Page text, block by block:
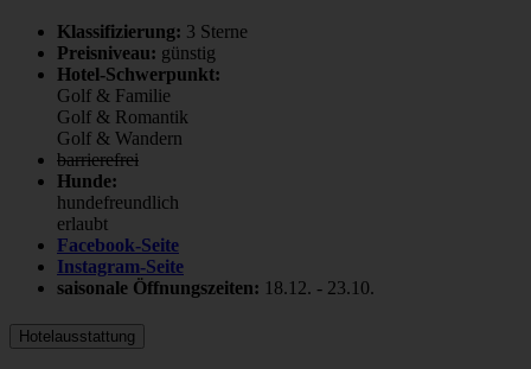
Klassifizierung: 3 Sterne
Preisniveau: günstig
Hotel-Schwerpunkt:
Golf & Familie
Golf & Romantik
Golf & Wandern
barrierefrei
Hunde:
hundefreundlich
erlaubt
Facebook-Seite
Instagram-Seite
saisonale Öffnungszeiten: 18.12. - 23.10.
Hotelausstattung